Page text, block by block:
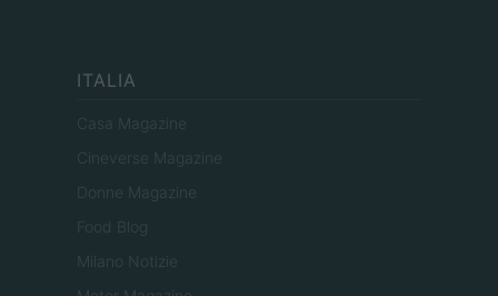
ITALIA
Casa Magazine
Cineverse Magazine
Donne Magazine
Food Blog
Milano Notizie